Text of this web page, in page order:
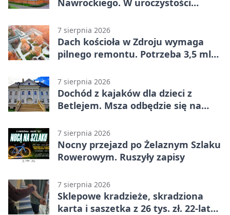
7 sierpnia 2026
Dach kościoła w Zdroju wymaga
pilnego remontu. Potrzeba 3,5 mln
7 sierpnia 2026
Dochód z kajaków dla dzieci z
Betlejem. Msza odbędzie się na
7 sierpnia 2026
Nocny przejazd po Żelaznym Szlaku
Rowerowym. Ruszyły zapisy
7 sierpnia 2026
Sklepowe kradzieże, skradziona
karta i saszetka z 26 tys. zł. 22-latek